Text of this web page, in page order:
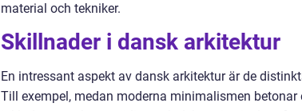
material och tekniker.
Skillnader i dansk arkitektur
En intressant aspekt av dansk arkitektur är de
Till exempel, medan moderna minimalismen